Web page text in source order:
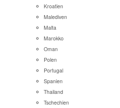
Kroatien
Malediven
Malta
Marokko
Oman
Polen
Portugal
Spanien
Thailand
Tschechien